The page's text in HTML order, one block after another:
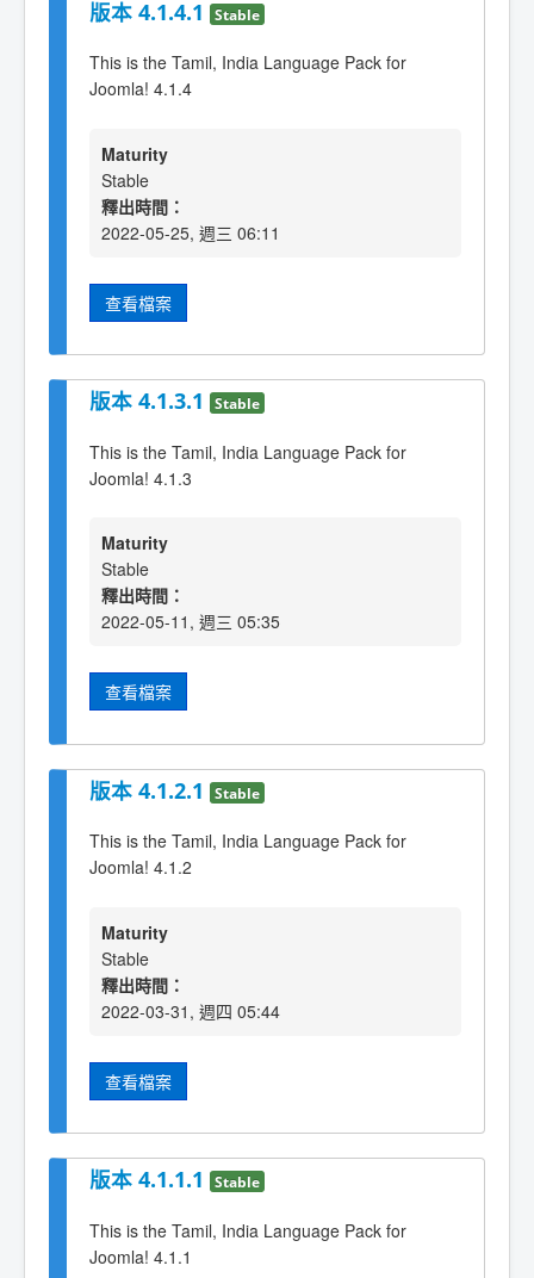
版本 4.1.4.1 Stable
This is the Tamil, India Language Pack for
Joomla! 4.1.4
Maturity
Stable
釋出時間：
2022-05-25, 週三 06:11
查看檔案
版本 4.1.3.1 Stable
This is the Tamil, India Language Pack for
Joomla! 4.1.3
Maturity
Stable
釋出時間：
2022-05-11, 週三 05:35
查看檔案
版本 4.1.2.1 Stable
This is the Tamil, India Language Pack for
Joomla! 4.1.2
Maturity
Stable
釋出時間：
2022-03-31, 週四 05:44
查看檔案
版本 4.1.1.1 Stable
This is the Tamil, India Language Pack for
Joomla! 4.1.1